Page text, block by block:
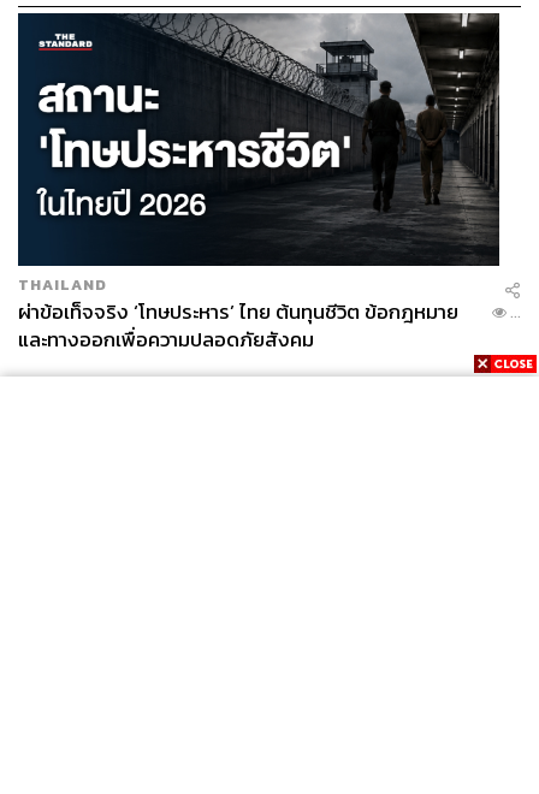
THAILAND
ผ่าข้อเท็จจริง ‘โทษประหาร’ ไทย ต้นทุนชีวิต ข้อกฎหมาย
และทางออกเพื่อความปลอดภัยสังคม
...